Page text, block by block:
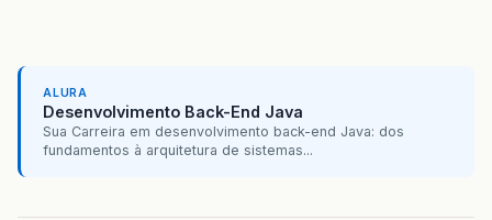
ALURA
Desenvolvimento Back-End Java
Sua Carreira em desenvolvimento back-end Java: dos
fundamentos à arquitetura de sistemas...